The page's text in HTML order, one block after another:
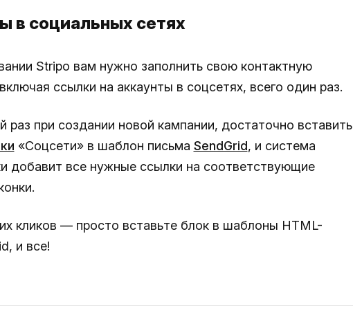
в социальных сетях
Stripo вам нужно заполнить свою контактную
ссылки на аккаунты в соцсетях, всего один раз.
раз при создании новой кампании, достаточно вставить
«Соцсети» в шаблон письма SendGrid, и система
добавит все нужные ссылки на соответствующие
кликов — просто вставьте блок в шаблоны HTML-
и все!